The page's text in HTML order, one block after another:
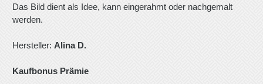
Das Bild dient als Idee, kann eingerahmt oder nachgemalt
werden.
Hersteller: Alina D.
Kaufbonus Prämie